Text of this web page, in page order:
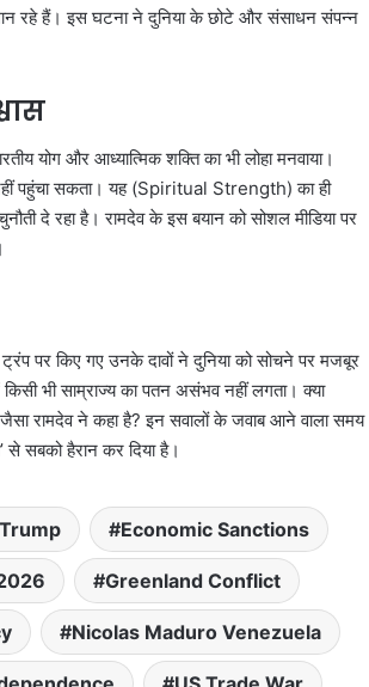
मान रहे हैं। इस घटना ने दुनिया के छोटे और संसाधन संपन्न
योग और आध्यात्मिक शक्ति का भी लोहा मनवाया।
पहुंचा सकता। यह (Spiritual Strength) का ही
दे रहा है। रामदेव के इस बयान को सोशल मीडिया पर
ट्रंप पर किए गए उनके दावों ने दुनिया को सोचने पर मजबूर
भी साम्राज्य का पतन असंभव नहीं लगता। क्या
जैसा रामदेव ने कहा है? इन सवालों के जवाब आने वाला समय
से सबको हैरान कर दिया है।
Economic Sanctions
Greenland Conflict
Nicolas Maduro Venezuela